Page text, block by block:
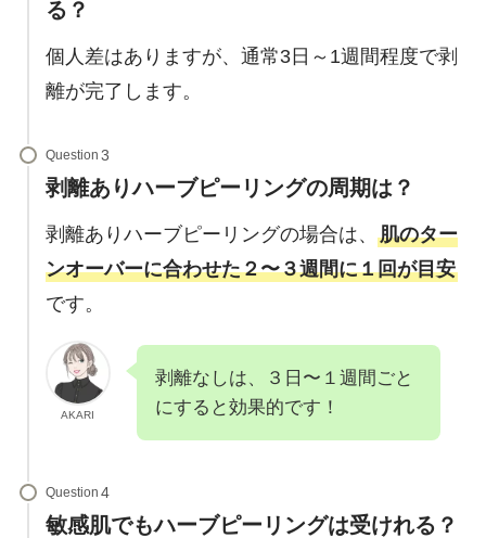
る？
個人差はありますが、通常3日～1週間程度で剥
離が完了します。
Question
剥離ありハーブピーリングの周期は？
剥離ありハーブピーリングの場合は、 肌のター
ンオーバーに合わせた２〜３週間に１回が目安
です。
AKARI
剥離なしは、３日〜１週間ごと
にすると効果的です！
Question
敏感肌でもハーブピーリングは受けれる？